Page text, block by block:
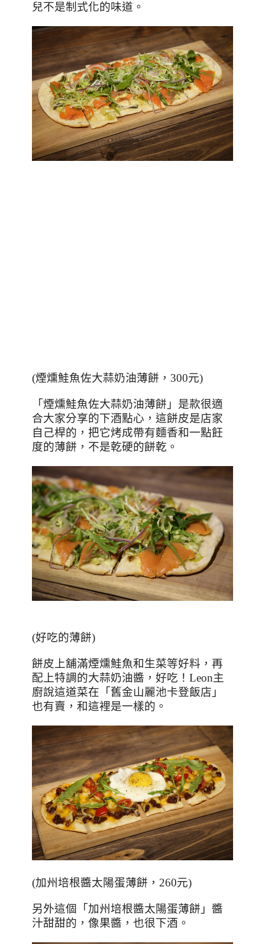
兒不是制式化的味道。
(煙燻鮭魚佐大蒜奶油薄餅， 300元)
「煙燻鮭魚佐大蒜奶油薄餅」是款很適
合大家分享的下酒點心，這餅皮是店家
自己桿的，把它烤成帶有麵香和一點飪
度的薄餅，不是乾硬的餅乾。
(好吃的薄餅)
餅皮上舖滿煙燻鮭魚和生菜等好料，再
配上特調的大蒜奶油醬，好吃！ Leon主
廚說這道菜在「舊金山麗池卡登飯店」
也有賣，和這裡是一樣的。
(加州培根醬太陽蛋薄餅， 260元)
另外這個「加州培根醬太陽蛋薄餅」醬
汁甜甜的，像果醬，也很下酒。